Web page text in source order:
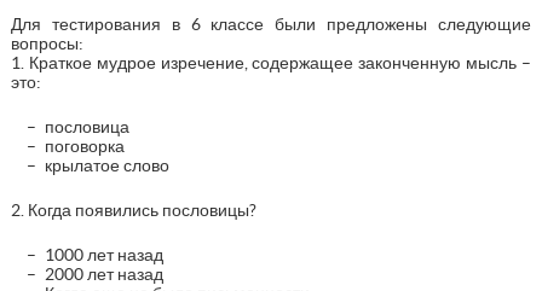
Для тестирования в 6 классе были предложены следующие
вопросы:
1. Краткое мудрое изречение, содержащее законченную мысль –
это:
пословица
поговорка
крылатое слово
2. Когда появились пословицы?
1000 лет назад
2000 лет назад